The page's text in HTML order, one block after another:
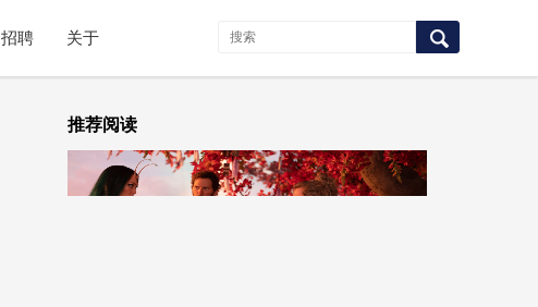
招聘 关于
推荐阅读